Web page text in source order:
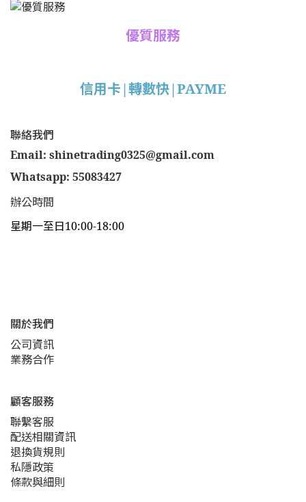
優質服務
信用卡|轉數快|PAYME
聯絡我們
Email: shinetrading0325@gmail.com
Whatsapp: 55083427
辦公時間
星期一至日10:00-18:00
關於我們
公司資訊
業務合作
顧客服務
聯繫客服
配送相關資訊
退換貨規則
私隱政策
條款與細則